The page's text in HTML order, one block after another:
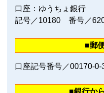
口座：ゆうちょ銀行
記号／10180 番号／
■郵
口座記号番号／
■銀行か